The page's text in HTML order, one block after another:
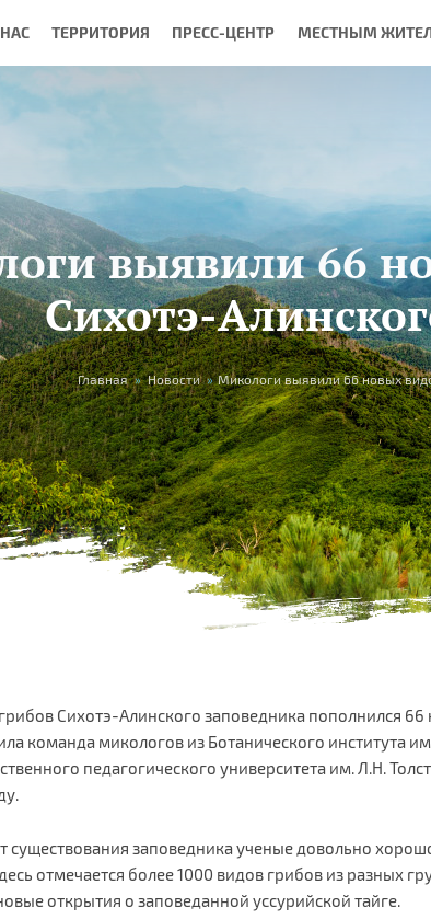
ТЕРРИТОРИЯ ПРЕСС-ЦЕНТР МЕСТНЫМ
выявили 66
Сихотэ-
Главная » Новости » Микологи выявили 66 новых
Сихотэ-Алинского заповедника пополнился
команда микологов из Ботанического института
педагогического университета им. Л.Н.
существования заповедника ученые довольно
отмечается более 1000 видов грибов из разных
открытия о заповеданной уссурийской тайге.